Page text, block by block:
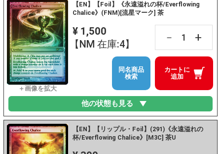
【EN】【Foil】《永遠溢れの杯/Everflowing
Chalice》(FNM)[流星マーク] 茶
¥ 1,500
【NM 在庫:4】
－ +
カートに
追加
同名商品
検索
他の状態も見る
【EN】【リップル・Foil】(291)《永遠溢れの
杯/Everflowing Chalice》[M3C] 茶U